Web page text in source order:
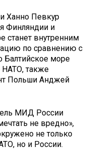
Ханно Певкур
Финляндии и
станет внутренним
по сравнению с
Балтийское море
НАТО, также
Польши Анджей
МИД России
не вредно»,
не только
но и России.